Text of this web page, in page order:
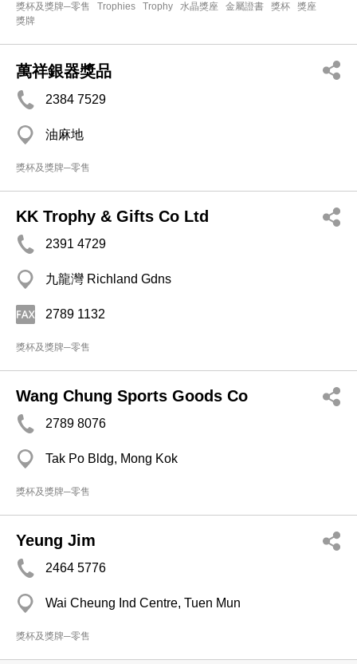
獎杯及獎牌─零售 Trophies Trophy 水晶獎座 金屬證書 獎杯
獎座
獎牌
萬祥銀器獎品
2384 7529
油麻地
獎杯及獎牌─零售
KK Trophy & Gifts Co Ltd
2391 4729
九龍灣 Richland Gdns
2789 1132
獎杯及獎牌─零售
Wang Chung Sports Goods Co
2789 8076
Tak Po Bldg, Mong Kok
獎杯及獎牌─零售
Yeung Jim
2464 5776
Wai Cheung Ind Centre, Tuen Mun
獎杯及獎牌─零售